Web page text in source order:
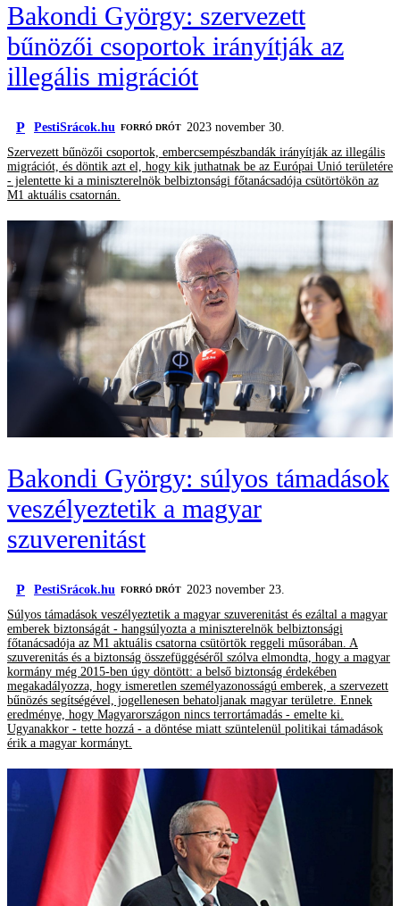
Bakondi György: szervezett
bűnözői csoportok irányítják az
illegális migrációt
P PestiSrácok.hu FORRÓ DRÓT 2023 november 30.
Szervezett bűnözői csoportok, embercsempészbandák irányítják az illegális
migrációt, és döntik azt el, hogy kik juthatnak be az Európai Unió területére
- jelentette ki a miniszterelnök belbiztonsági főtanácsadója csütörtökön az
M1 aktuális csatornán.
Bakondi György: súlyos támadások
veszélyeztetik a magyar
szuverenitást
P PestiSrácok.hu FORRÓ DRÓT
2023 november 23.
Súlyos támadások veszélyeztetik a magyar szuverenitást és ezáltal a magyar
emberek biztonságát - hangsúlyozta a miniszterelnök belbiztonsági
főtanácsadója az M1 aktuális csatorna csütörtök reggeli műsorában. A
szuverenitás és a biztonság összefüggéséről szólva elmondta, hogy a magyar
kormány még 2015-ben úgy döntött: a belső biztonság érdekében
megakadályozza, hogy ismeretlen személyazonosságú emberek, a szervezett
bűnözés segítségével, jogellenesen behatoljanak magyar területre. Ennek
eredménye, hogy Magyarországon nincs terrortámadás - emelte ki.
Ugyanakkor - tette hozzá - a döntése miatt szüntelenül politikai támadások
érik a magyar kormányt.